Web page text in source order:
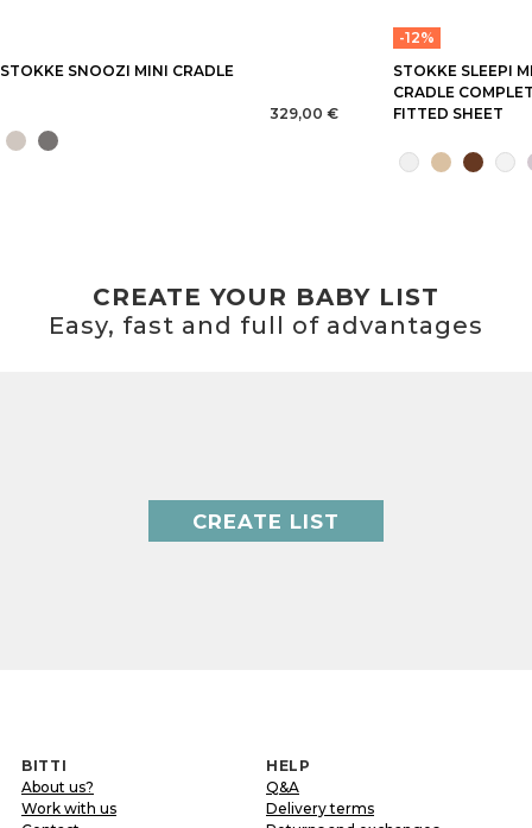
STOKKE SNOOZI MINI CRADLE
329,00 €
-12%
STOKKE SLEEPI
CRADLE
FITTED SHEET
CREATE YOUR BABY LIST
Easy, fast and full of advantages
CREATE LIST
BITTI
About us?
Work with us
HELP
Q&A
Delivery terms